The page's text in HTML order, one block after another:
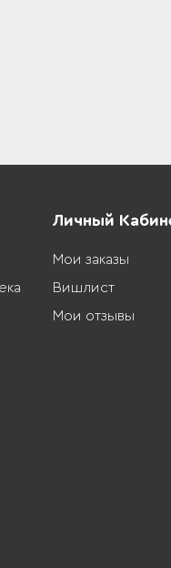
Личный
Мои заказы
Вишлист
Мои отзывы